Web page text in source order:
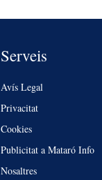
Serveis
Avís Legal
Privacitat
Cookies
Publicitat a Mataró Info
Nosaltres